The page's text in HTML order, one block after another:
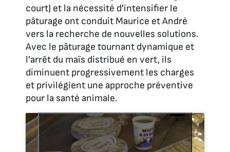
court) et la nécessité d'intensifier le
pâturage ont conduit Maurice et André
vers la recherche de nouvelles solutions.
Avec le pâturage tournant dynamique et
l'arrêt du maïs distribué en vert, ils
diminuent progressivement les charges
et privilégient une approche préventive
pour la santé animale.